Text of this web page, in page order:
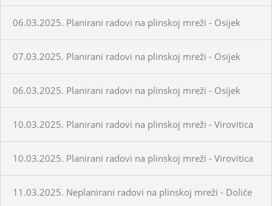
06.03.2025. Planirani radovi na plinskoj mreži - Osijek
07.03.2025. Planirani radovi na plinskoj mreži - Osijek
06.03.2025. Planirani radovi na plinskoj mreži - Osijek
10.03.2025. Planirani radovi na plinskoj mreži - Virovitica
10.03.2025. Planirani radovi na plinskoj mreži - Virovitica
11.03.2025. Neplanirani radovi na plinskoj mreži - Doliće